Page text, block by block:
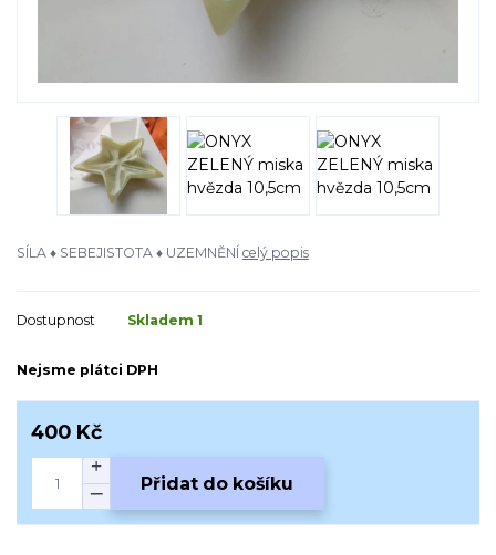
SÍLA ♦ SEBEJISTOTA ♦ UZEMNĚNÍ celý popis
Dostupnost Skladem 1
Nejsme plátci DPH
400 Kč
Přidat do košíku